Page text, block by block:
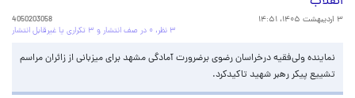
۳ اردیبهشت ۱۴۰۵، ۱۴:۵۱
4050203058
۳ نظر، ۰ در صف انتشار و ۳ تکراری یا غیرقابل انتشار
نماینده ولی‌فقیه درخراسان رضوی برضرورت آمادگی مشهد برای میزبانی از زائران مراسم
تشییع پیکر رهبر شهید تاکیدکرد.